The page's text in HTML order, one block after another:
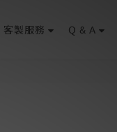
客製服務 Q & A